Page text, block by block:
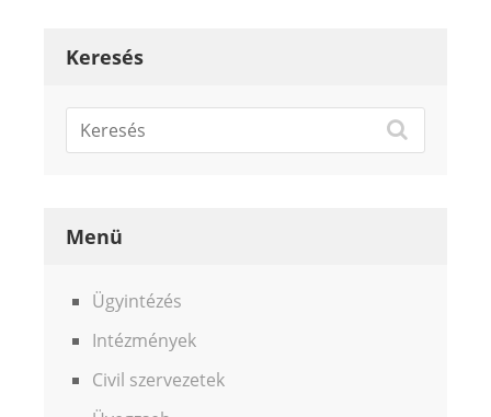
Keresés
Menü
Ügyintézés
Intézmények
Civil szervezetek